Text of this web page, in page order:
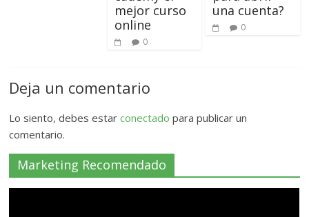
mejor curso
online
0
una cuenta?
0
Deja un comentario
Lo siento, debes estarconectado para publicar un
comentario.
Marketing Recomendado